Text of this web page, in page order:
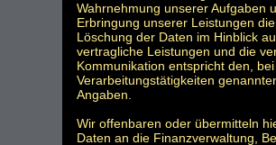
Wahrnehmung unserer Aufgaben
Erbringung unserer Leistungen
Löschung der Daten im Hinblick
vertragliche Leistungen und die
Kommunikation entspricht den,
Verarbeitungstätigkeiten
Angaben.
Wir offenbaren oder übermitteln
Daten an die Finanzverwaltung,